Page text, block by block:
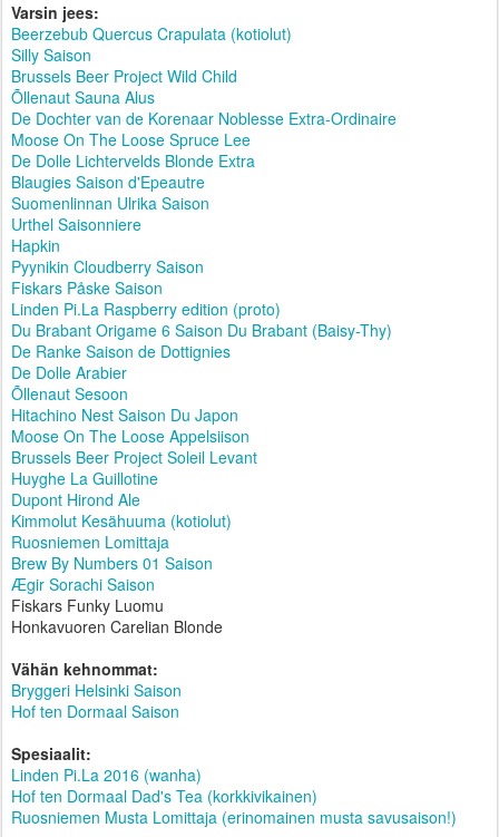
Varsin jees:
Beerzebub Quercus Crapulata (kotiolut)
Silly Saison
Brussels Beer Project Wild Child
Õllenaut Sauna Alus
De Dochter van de Korenaar Noblesse Extra-Ordinaire
Moose On The Loose Spruce Lee
De Dolle Lichtervelds Blonde Extra
Blaugies Saison d'Epeautre
Suomenlinnan Ulrika Saison
Urthel Saisonniere
Hapkin
Pyynikin Cloudberry Saison
Fiskars Påske Saison
Linden Pi.La Raspberry edition (proto)
Du Brabant Origame 6 Saison Du Brabant (Baisy-Thy)
De Ranke Saison de Dottignies
De Dolle Arabier
Õllenaut Sesoon
Hitachino Nest Saison Du Japon
Moose On The Loose Appelsiison
Brussels Beer Project Soleil Levant
Huyghe La Guillotine
Dupont Hirond Ale
Kimmolut Kesähuuma (kotiolut)
Ruosniemen Lomittaja
Brew By Numbers 01 Saison
Ægir Sorachi Saison
Fiskars Funky Luomu
Honkavuoren Carelian Blonde
Vähän kehnommat:
Bryggeri Helsinki Saison
Hof ten Dormaal Saison
Spesiaalit:
Linden Pi.La 2016 (wanha)
Hof ten Dormaal Dad's Tea (korkkivikainen)
Ruosniemen Musta Lomittaja (erinomainen musta savusaison!)